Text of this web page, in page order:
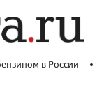
в России